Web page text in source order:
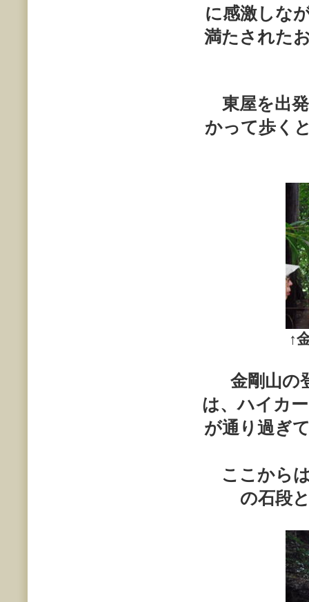
に感激しな
満たされた
東屋を出
かって歩く
↑
金剛山の
は、ハイカ
が通り過ぎ
ここからは
の石段